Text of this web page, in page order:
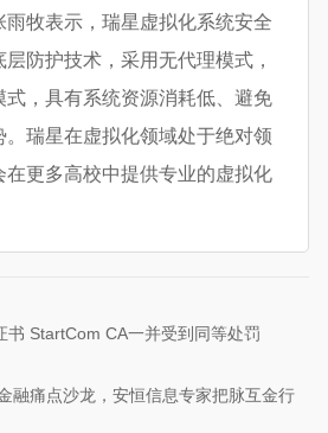
雨牧表示，瑞星虚拟化系统安全
防护技术，采用无代理模式，
式，具有系统资源消耗低、避免
瑞星在虚拟化领域处于绝对领
在更多高校中提供专业的虚拟化
书 StartCom CA一并受到同等处罚
融痛点沙龙，安恒信息专家把脉互金行